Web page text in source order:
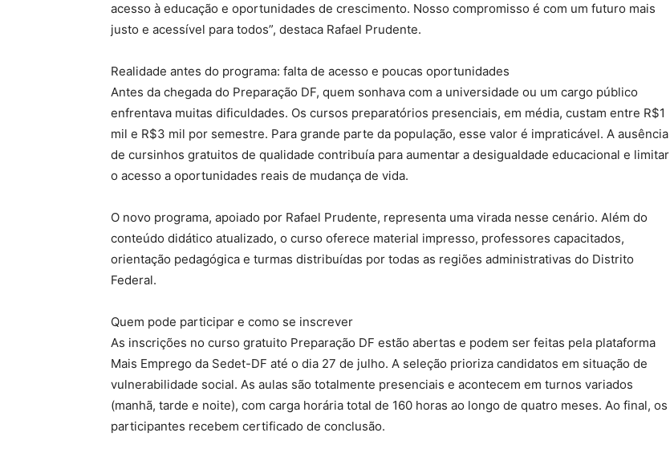
acesso à educação e oportunidades de crescimento. Nosso compromisso é com um futuro mais
justo e acessível para todos”, destaca Rafael Prudente.
Realidade antes do programa: falta de acesso e poucas oportunidades
Antes da chegada do Preparação DF, quem sonhava com a universidade ou um cargo público
enfrentava muitas dificuldades. Os cursos preparatórios presenciais, em média, custam entre R$1
mil e R$3 mil por semestre. Para grande parte da população, esse valor é impraticável. A ausência
de cursinhos gratuitos de qualidade contribuía para aumentar a desigualdade educacional e limitar
o acesso a oportunidades reais de mudança de vida.
O novo programa, apoiado por Rafael Prudente, representa uma virada nesse cenário. Além do
conteúdo didático atualizado, o curso oferece material impresso, professores capacitados,
orientação pedagógica e turmas distribuídas por todas as regiões administrativas do Distrito
Federal.
Quem pode participar e como se inscrever
As inscrições no curso gratuito Preparação DF estão abertas e podem ser feitas pela plataforma
Mais Emprego da Sedet-DF até o dia 27 de julho. A seleção prioriza candidatos em situação de
vulnerabilidade social. As aulas são totalmente presenciais e acontecem em turnos variados
(manhã, tarde e noite), com carga horária total de 160 horas ao longo de quatro meses. Ao final, os
participantes recebem certificado de conclusão.